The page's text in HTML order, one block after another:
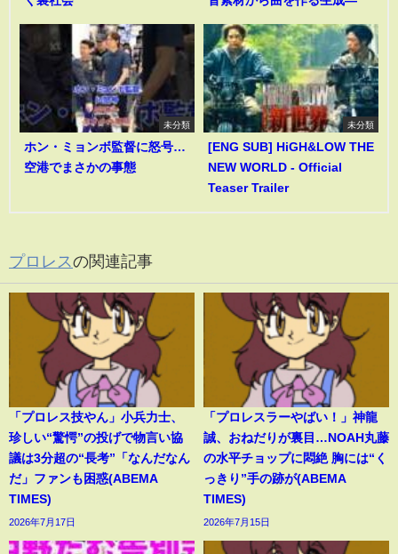
未分類
ホン・ミョンボ監督に怒号…
空港でまさかの事態
未分類
[ENG SUB] HiGH&LOW THE
NEW WORLD - Official
Teaser Trailer
プロレスの関連記事
「プロレス技やん」小兵力士、
珍しい“驚愕”の投げで物言い協
議は3分超の“長考”「なんだなん
だ」ファンも困惑(ABEMA
TIMES)
2026年7月17日
「プロレスラーやばい！」神龍
誠、おねだりが裏目…NOAH丸藤
の水平チョップに悶絶 胸には“く
っきり”手の跡が(ABEMA
TIMES)
2026年7月15日